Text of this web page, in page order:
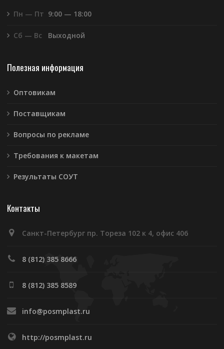
Пн — Пт 9:00 — 18:00
Сб — Вс Выходной
Полезная информация
Оптовикам
Поставщикам
Вопросы по рекламе
Требования к макетам
Результаты СОУТ
Контакты
Санкт-Петербург пр. Тореза 102 к 4, офис 406
8 (812) 385 8666
8 (812) 385 8589
info@posmplast.ru
http://posmplast.ru